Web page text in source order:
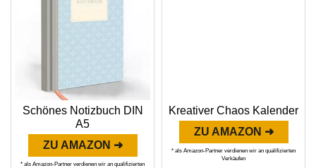
Schönes Notizbuch DIN
A5
ZU AMAZON ➜
* als Amazon-Partner verdienen wir an qualifizierten
Kreativer Chaos Kalender
ZU AMAZON ➜
* als Amazon-Partner verdienen wir an qualifizierten
Verkäufen